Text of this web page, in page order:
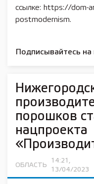
ссылке: https://dom-
postmodernism.
Подписывайтесь на
порошков
нацпроекта
ОБЛАСТЬ
14:21,
13/04/2023